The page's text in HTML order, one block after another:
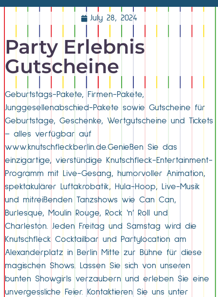
July 28, 2024
Party Erlebnis
Gutscheine
Geburtstags-Pakete, Firmen-Pakete,
Junggesellenabschied-Pakete sowie Gutscheine für
Geburtstage, Geschenke, Wertgutscheine und Tickets
– alles verfügbar auf
www.knutschfleckberlin.de.Genießen Sie das
einzigartige, vierstündige Knutschfleck-Entertainment-
Programm mit Live-Gesang, humorvoller Animation,
spektakulärer Luftakrobatik, Hula-Hoop, Live-Musik
und mitreißenden Tanzshows wie Can Can,
Burlesque, Moulin Rouge, Rock ‘n’ Roll und
Charleston. Jeden Freitag und Samstag wird die
Knutschfleck Cocktailbar und Partylocation am
Alexanderplatz in Berlin Mitte zur Bühne für diese
magischen Shows. Lassen Sie sich von unseren
bunten Showgirls verzaubern und erleben Sie eine
unvergessliche Feier. Kontaktieren Sie uns unter